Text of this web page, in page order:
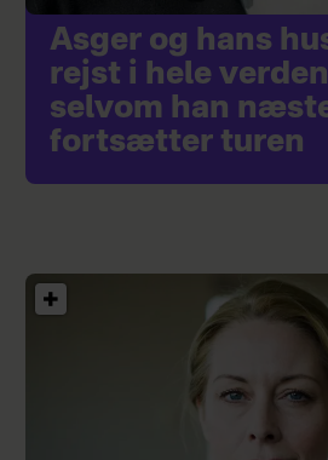
Asger og hans
rejst i hele
selvom han
fortsætter turen